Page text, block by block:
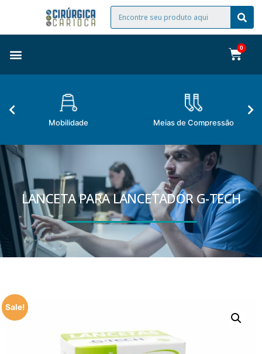
Mobilidade Meias de Compressão
LANCETA PARA LANCETADOR G-TECH
Sale!